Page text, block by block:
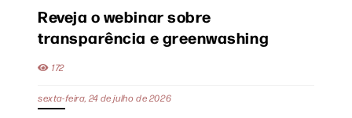
Reveja o webinar sobre
transparência e greenwashing
172
sexta-feira, 24 de julho de 2026